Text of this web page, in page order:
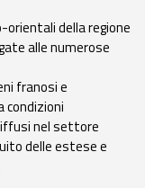
orientali della regione
alle numerose
franosi e
nel settore
delle estese e